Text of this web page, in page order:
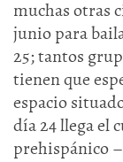
muchas otras
junio para
25; tantos
tienen que
espacio
día 24 llega el
prehispánico